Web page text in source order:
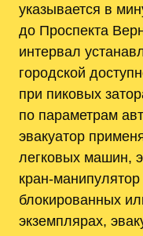
указывается в
до Проспекта
интервал
городской
при пиковых
по параметрам
эвакуатор
легковых машин,
кран-
блокированных
экземплярах,